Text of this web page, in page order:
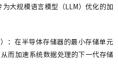
大规模语言模型（LLM）优化的加
：在半导体存储器的最小存储单元
而加速系统数据处理的下一代存储